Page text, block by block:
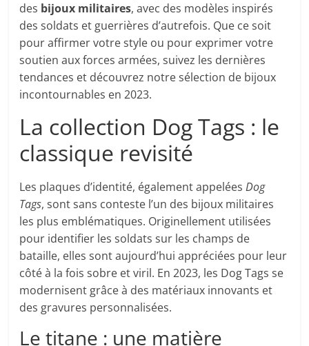
des bijoux militaires, avec des modèles inspirés
des soldats et guerrières d’autrefois. Que ce soit
pour affirmer votre style ou pour exprimer votre
soutien aux forces armées, suivez les dernières
tendances et découvrez notre sélection de bijoux
incontournables en 2023.
La collection Dog Tags : le
classique revisité
Les plaques d’identité, également appeléesDog
Tags, sont sans conteste l’un des bijoux militaires
les plus emblématiques. Originellement utilisées
pour identifier les soldats sur les champs de
bataille, elles sont aujourd’hui appréciées pour leur
côté à la fois sobre et viril. En 2023, les Dog Tags se
modernisent grâce à des matériaux innovants et
des gravures personnalisées.
Le titane : une matière